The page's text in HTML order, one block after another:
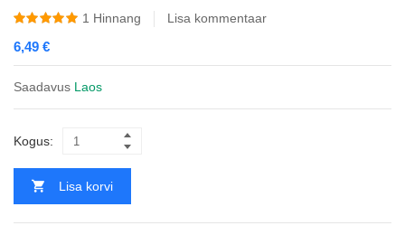
1 Hinnang Lisa kommentaar
6,49 €
Saadavus Laos
Kogus:
Lisa korvi